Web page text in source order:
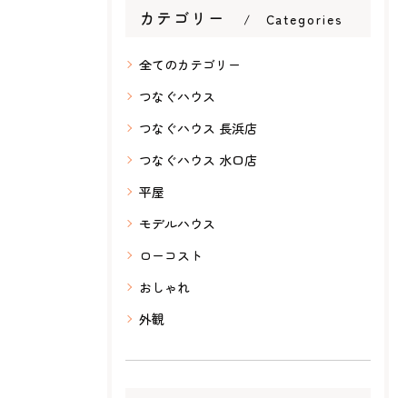
カテゴリー Categories
全てのカテゴリー
つなぐハウス
つなぐハウス 長浜店
つなぐハウス 水口店
平屋
モデルハウス
ローコスト
おしゃれ
外観